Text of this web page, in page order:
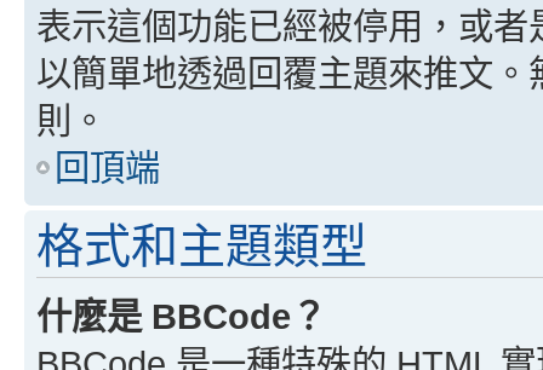
表示這個功能已經被停用，或
以簡單地透過回覆主題來推文
則。
回頂端
格式和主題類型
什麼是 BBCode？